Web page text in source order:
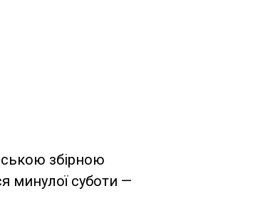
збірною
минулої суботи —